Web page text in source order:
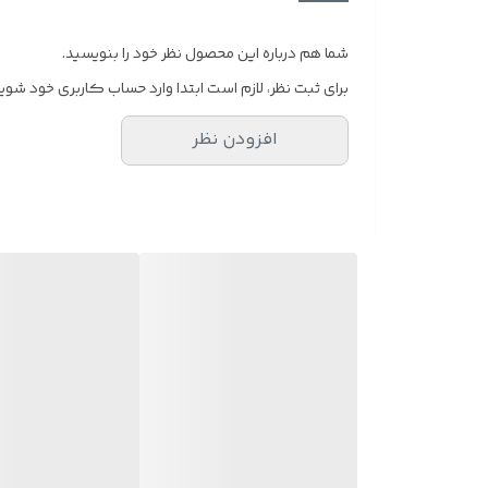
شما هم درباره این محصول نظر خود را بنویسید.
برای ثبت نظر، لازم است ابتدا وارد حساب کاربری خود
افزودن نظر